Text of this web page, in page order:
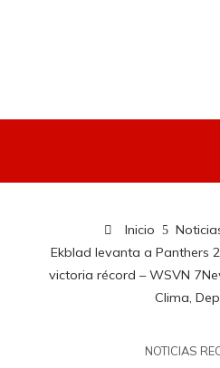
Inicio
Ekblad levanta a Panthers
victoria récord – WSVN
Clima,
NOTICIAS